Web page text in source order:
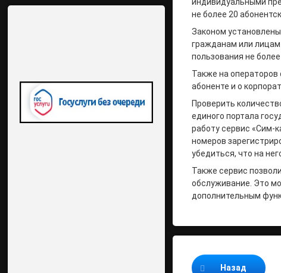
не более 20
Законом
гражданам или
пользования не
Также на операторов
абоненте и о
Проверить
единого портала
работу сервис «Сим-
номеров
убедиться, что на
Также сервис
обслуживание. Это
дополнительным
Продолжайте
Назад